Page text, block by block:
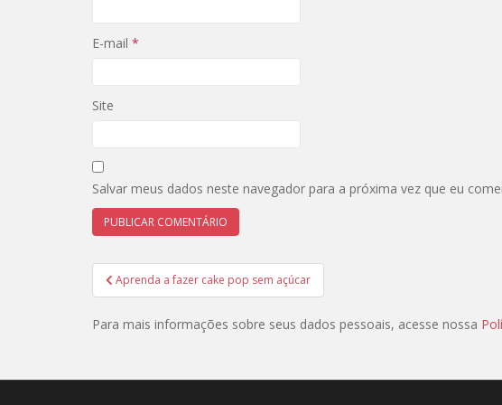
E-mail *
Site
Salvar meus dados neste navegador para a próxima vez que eu
Navegação
de
Post
Aprenda a fazer cake pop sem açúcar
Para mais informações sobre seus dados pessoais, acesse nossa